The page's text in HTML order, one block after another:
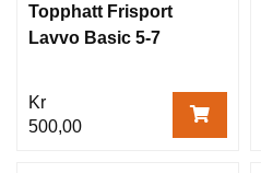
Topphatt Frisport
Lavvo Basic 5-7
Kr
500,00